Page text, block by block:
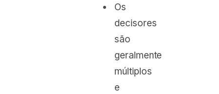
Os
decisores
são
geralmente
múltiplos
e